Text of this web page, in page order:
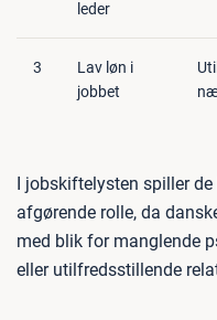
leder
3
Lav løn i
jobbet
I jobskiftelysten spiller
afgørende rolle, da
med blik for manglende
eller utilfredsstillende